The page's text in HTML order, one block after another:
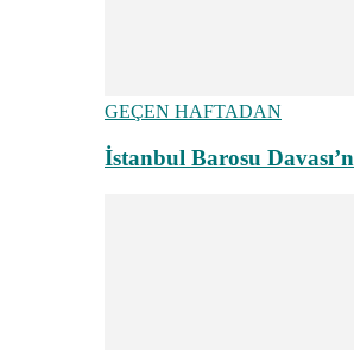
GEÇEN HAFTADAN
İstanbul Barosu